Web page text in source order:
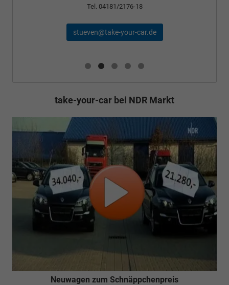
Tel. 04181/2176-18
stueven@take-your-car.de
take-your-car bei NDR Markt
Neuwagen zum Schnäppchenpreis